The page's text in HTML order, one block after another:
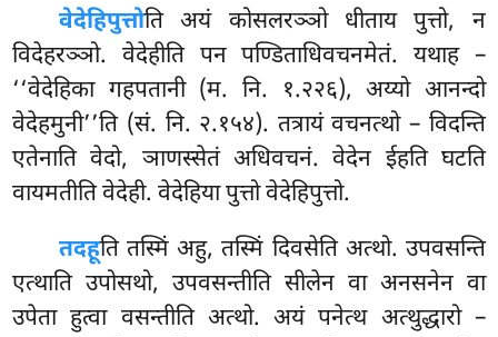
वेदेहिपुत्तोति अयं कोसलरञ्ञो धीताय पुत्तो, न
विदेहरञ्ञो. वेदेहीति पन पण्डिताधिवचनमेतं. यथाह –
‘‘वेदेहिका गहपतानी (म. नि. १.२२६), अय्यो आनन्दो
वेदेहमुनी’’ति (सं. नि. २.१५४). तत्रायं वचनत्थो – विदन्ति
एतेनाति वेदो, ञाणस्सेतं अधिवचनं. वेदेन ईहति घटति
वायमतीति वेदेही. वेदेहिया पुत्तो वेदेहिपुत्तो.
तदहूति तस्मिं अहु, तस्मिं दिवसेति अत्थो. उपवसन्ति
एत्थाति उपोसथो, उपवसन्तीति सीलेन वा अनसनेन वा
उपेता हुत्वा वसन्तीति अत्थो. अयं पनेत्थ अत्थुद्धारो –